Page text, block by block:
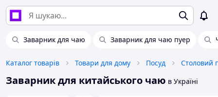
Заварник для чаю Заварник для чаю пуер
Каталог товарів Товари для дому Посуд Столовий
Заварник для китайського чаю в Україні